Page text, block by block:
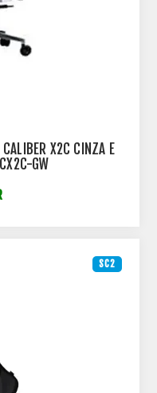
CALIBER X2C CINZA E
GW
SC2